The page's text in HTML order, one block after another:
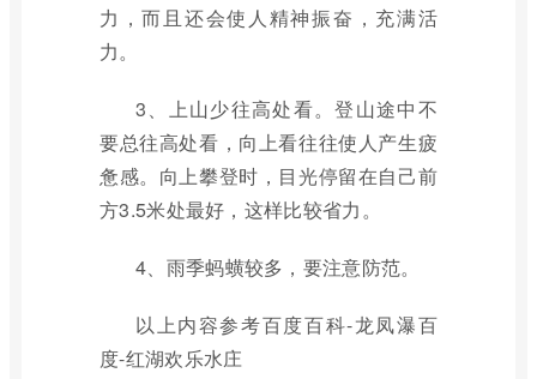
力，而且还会使人精神振奋，充满活
力。
3、上山少往高处看。登山途中不
要总往高处看，向上看往往使人产生疲
惫感。向上攀登时，目光停留在自己前
方3.5米处最好，这样比较省力。
4、雨季蚂蟥较多，要注意防范。
以上内容参考百度百科-龙凤瀑百
度-红湖欢乐水庄